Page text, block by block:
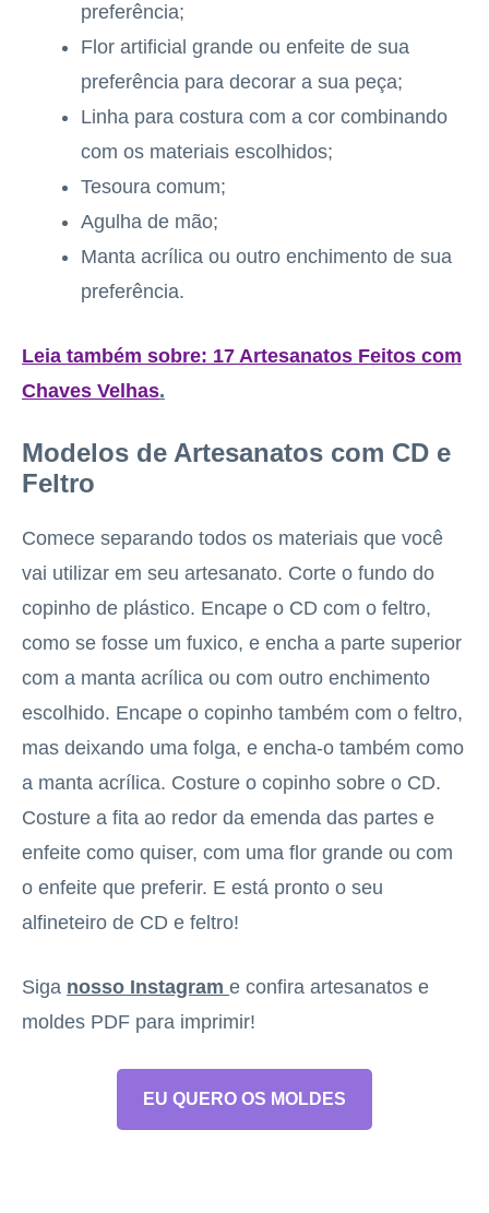
preferência;
Flor artificial grande ou enfeite de sua
preferência para decorar a sua peça;
Linha para costura com a cor combinando
com os materiais escolhidos;
Tesoura comum;
Agulha de mão;
Manta acrílica ou outro enchimento de sua
preferência.
Leia também sobre: 17 Artesanatos Feitos com
Chaves Velhas.
Modelos de Artesanatos com CD e
Feltro
Comece separando todos os materiais que você
vai utilizar em seu artesanato. Corte o fundo do
copinho de plástico. Encape o CD com o feltro,
como se fosse um fuxico, e encha a parte superior
com a manta acrílica ou com outro enchimento
escolhido. Encape o copinho também com o feltro,
mas deixando uma folga, e encha-o também como
a manta acrílica. Costure o copinho sobre o CD.
Costure a fita ao redor da emenda das partes e
enfeite como quiser, com uma flor grande ou com
o enfeite que preferir. E está pronto o seu
alfineteiro de CD e feltro!
Siga nosso Instagram e confira artesanatos e
moldes PDF para imprimir!
EU QUERO OS MOLDES